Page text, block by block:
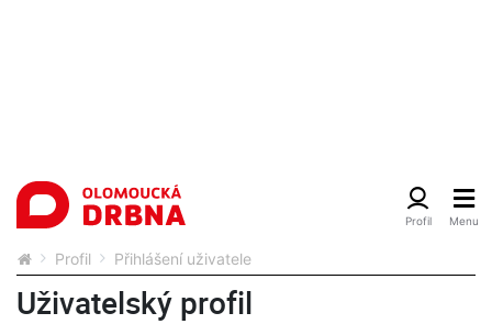
Profil Přihlášení uživatele
Uživatelský profil